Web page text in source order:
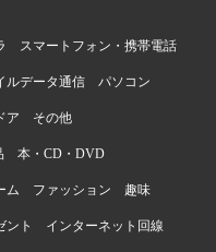
スマートフォン・携帯電話
ルデータ通信 パソコン
ア その他
本・CD・DVD
ム ファッション 趣味
ント インターネット回線